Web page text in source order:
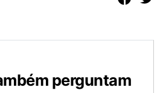
perguntam